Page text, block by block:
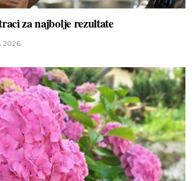
za najbolje rezultate
2026.